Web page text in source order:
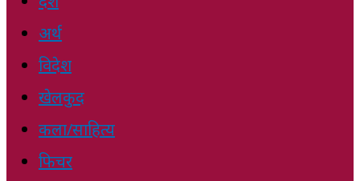
अर्थ
विदेश
खेलकुद
कला/साहित्य
फिचर